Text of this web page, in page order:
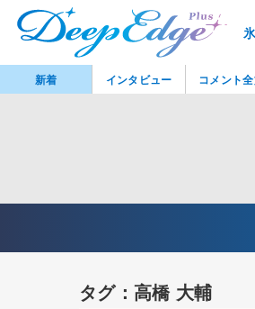
タグ：高橋 大輔
新着 インタビュー コメント